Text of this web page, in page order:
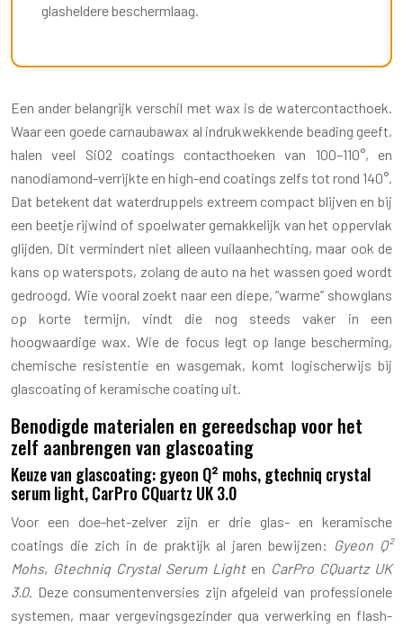
glasheldere beschermlaag.
Een ander belangrijk verschil met wax is de watercontacthoek.
Waar een goede carnaubawax al indrukwekkende beading geeft,
halen veel SiO2 coatings contacthoeken van 100–110°, en
nanodiamond-verrijkte en high-end coatings zelfs tot rond 140°.
Dat betekent dat waterdruppels extreem compact blijven en bij
een beetje rijwind of spoelwater gemakkelijk van het oppervlak
glijden. Dit vermindert niet alleen vuilaanhechting, maar ook de
kans op waterspots, zolang de auto na het wassen goed wordt
gedroogd. Wie vooral zoekt naar een diepe, “warme” showglans
op korte termijn, vindt die nog steeds vaker in een
hoogwaardige wax. Wie de focus legt op lange bescherming,
chemische resistentie en wasgemak, komt logischerwijs bij
glascoating of keramische coating uit.
Benodigde materialen en gereedschap voor het
zelf aanbrengen van glascoating
Keuze van glascoating: gyeon Q² mohs, gtechniq crystal
serum light, CarPro CQuartz UK 3.0
Voor een doe-het-zelver zijn er drie glas- en keramische
coatings die zich in de praktijk al jaren bewijzen: Gyeon Q²
Mohs, Gtechniq Crystal Serum Lighten CarPro CQuartz UK
3.0. Deze consumentenversies zijn afgeleid van professionele
systemen, maar vergevingsgezinder qua verwerking en flash-